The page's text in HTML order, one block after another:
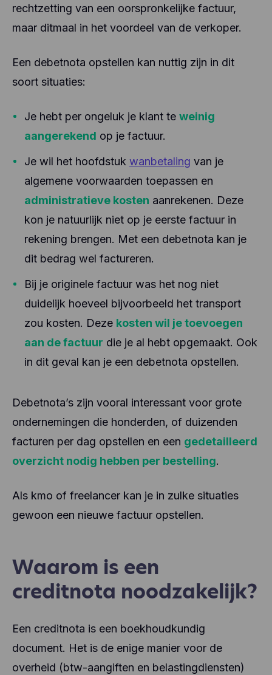
rechtzetting van een oorspronkelijke factuur,
maar ditmaal in het voordeel van de verkoper.
Een debetnota opstellen kan nuttig zijn in dit
soort situaties:
Je hebt per ongeluk je klant te weinig
aangerekend op je factuur.
Je wil het hoofdstuk wanbetaling van je
algemene voorwaarden toepassen en
administratieve kosten aanrekenen. Deze
kon je natuurlijk niet op je eerste factuur in
rekening brengen. Met een debetnota kan je
dit bedrag wel factureren.
Bij je originele factuur was het nog niet
duidelijk hoeveel bijvoorbeeld het transport
zou kosten. Deze kosten wil je toevoegen
aan de factuur die je al hebt opgemaakt. Ook
in dit geval kan je een debetnota opstellen.
Debetnota’s zijn vooral interessant voor grote
ondernemingen die honderden, of duizenden
facturen per dag opstellen en een gedetailleerd
overzicht nodig hebben per bestelling.
Als kmo of freelancer kan je in zulke situaties
gewoon een nieuwe factuur opstellen.
Waarom is een
creditnota noodzakelijk?
Een creditnota is een boekhoudkundig
document. Het is de enige manier voor de
overheid (btw-aangiften en belastingdiensten)